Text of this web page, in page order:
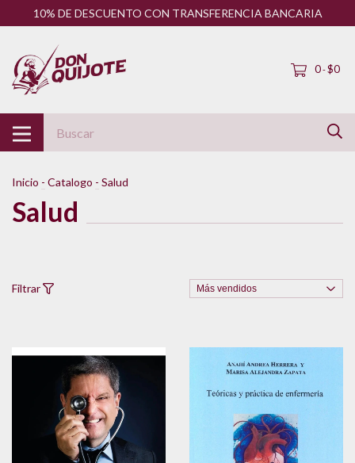
10% DE DESCUENTO CON TRANSFERENCIA BANCARIA
0-$0
Inicio - Catalogo - Salud
Salud
Filtrar